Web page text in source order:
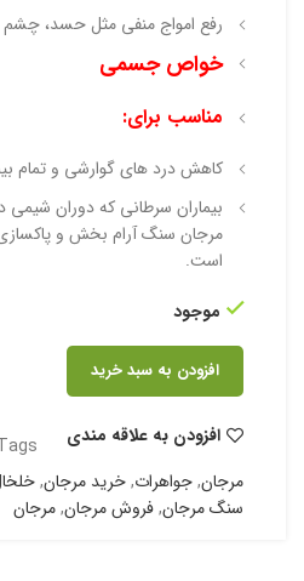
رفع امواج منفی مثل حسد، چشم
خواص جسمی
مناسب برای:
کاهش درد های گوارشی و تمام
بیماران سرطانی که دوران شیمی
مرجان سنگ آرام بخش و پاکسازی
است.
موجود
افزودن به سبد خرید
افزودن به علاقه مندی
مرجان,جواهرات,خرید مرجان,
سنگ مرجان,فروش مرجان,مرجان